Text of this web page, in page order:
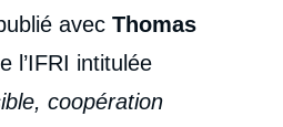
avec Thomas
l’IFRI intitulée
coopération